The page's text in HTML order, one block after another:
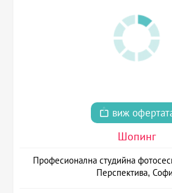
виж
Шопинг
Професионална студийна
Перспектива,